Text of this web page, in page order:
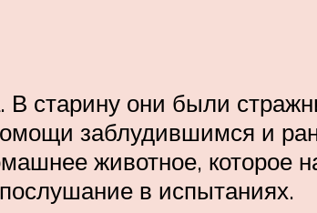
старину они были
заблудившимся и
животное, которое
в испытаниях.